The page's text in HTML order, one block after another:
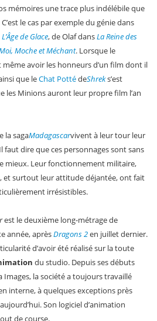
mémoires une trace plus indélébile que
le cas par exemple du génie dans
L’Âge de Glace, de Olaf dansLa Reine des
Moche et Méchant. Lorsque le
même avoir les honneurs d’un film dont il
que leChat PottédeShreks’est
les Minions auront leur propre film l’an
la sagaMadagascarvivent à leur tour leur
faut dire que ces personnages sont sans
mieux. Leur fonctionnement militaire,
et surtout leur attitude déjantée, ont fait
irrésistibles.
est le deuxième long-métrage de
année, aprèsDragons 2en juillet dernier.
d’avoir été réalisé sur la toute
du studio. Depuis ses débuts
Images, la société a toujours travaillé
interne, à quelques exceptions près
Son logiciel d’animation
de course.